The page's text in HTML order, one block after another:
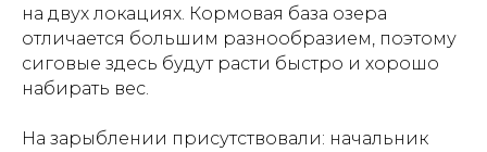
на двух локациях. Кормовая база озера
отличается большим разнообразием, поэтому
сиговые здесь будут расти быстро и хорошо
набирать вес.
На зарыблении присутствовали: начальник